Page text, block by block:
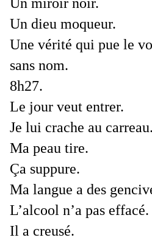
Un dieu moqueur.
Une vérité qui pue le
sans nom.
8h27.
Le jour veut entrer.
Je lui crache au carreau.
Ma peau tire.
Ça suppure.
Ma langue a des
L’alcool n’a pas effacé.
Il a creusé.